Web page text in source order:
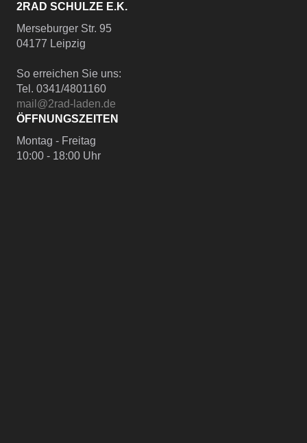
2RAD SCHULZE E.K.
Merseburger Str. 95
04177 Leipzig
So erreichen Sie uns:
Tel. 0341/4801160
mail@2rad-laden.de
ÖFFNUNGSZEITEN
Montag - Freitag
10:00 - 18:00 Uhr